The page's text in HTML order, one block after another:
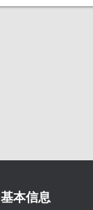
基本信息